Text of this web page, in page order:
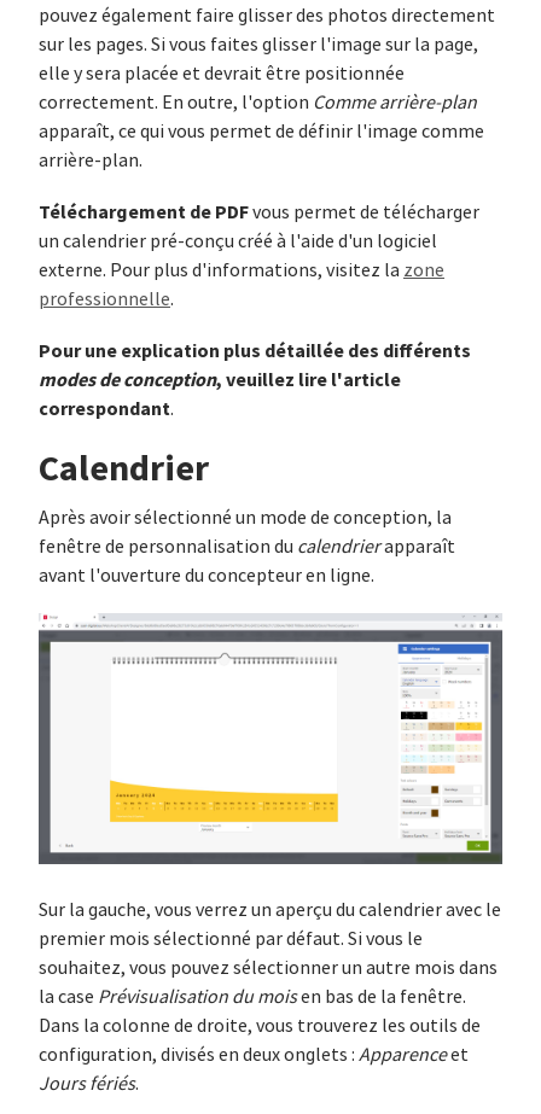
pouvez également faire glisser des photos directement
sur les pages. Si vous faites glisser l'image sur la page,
elle y sera placée et devrait être positionnée
correctement. En outre, l'option Comme arrière-plan
apparaît, ce qui vous permet de définir l'image comme
arrière-plan.
Téléchargement de PDFvous permet de télécharger
un calendrier pré-conçu créé à l'aide d'un logiciel
externe. Pour plus d'informations, visitez la zone
professionnelle.
Pour une explication plus détaillée des différents
modes de conception, veuillez lire l'article
correspondant.
Calendrier
Après avoir sélectionné un mode de conception, la
fenêtre de personnalisation du calendrierapparaît
avant l'ouverture du concepteur en ligne.
Sur la gauche, vous verrez un aperçu du calendrier avec le
premier mois sélectionné par défaut. Si vous le
souhaitez, vous pouvez sélectionner un autre mois dans
la case Prévisualisation du moisen bas de la fenêtre.
Dans la colonne de droite, vous trouverez les outils de
configuration, divisés en deux onglets : Apparenceet
Jours fériés.